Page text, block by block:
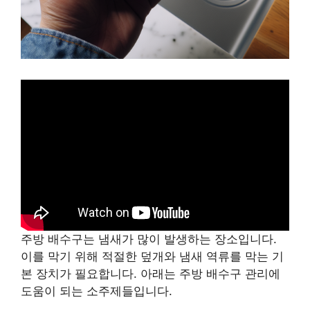
주방 배수구는 냄새가 많이 발생하는 장소입니다.
이를 막기 위해 적절한 덮개와 냄새 역류를 막는 기
본 장치가 필요합니다. 아래는 주방 배수구 관리에
도움이 되는 소주제들입니다.